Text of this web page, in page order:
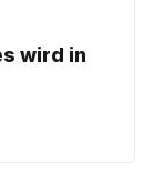
wird in